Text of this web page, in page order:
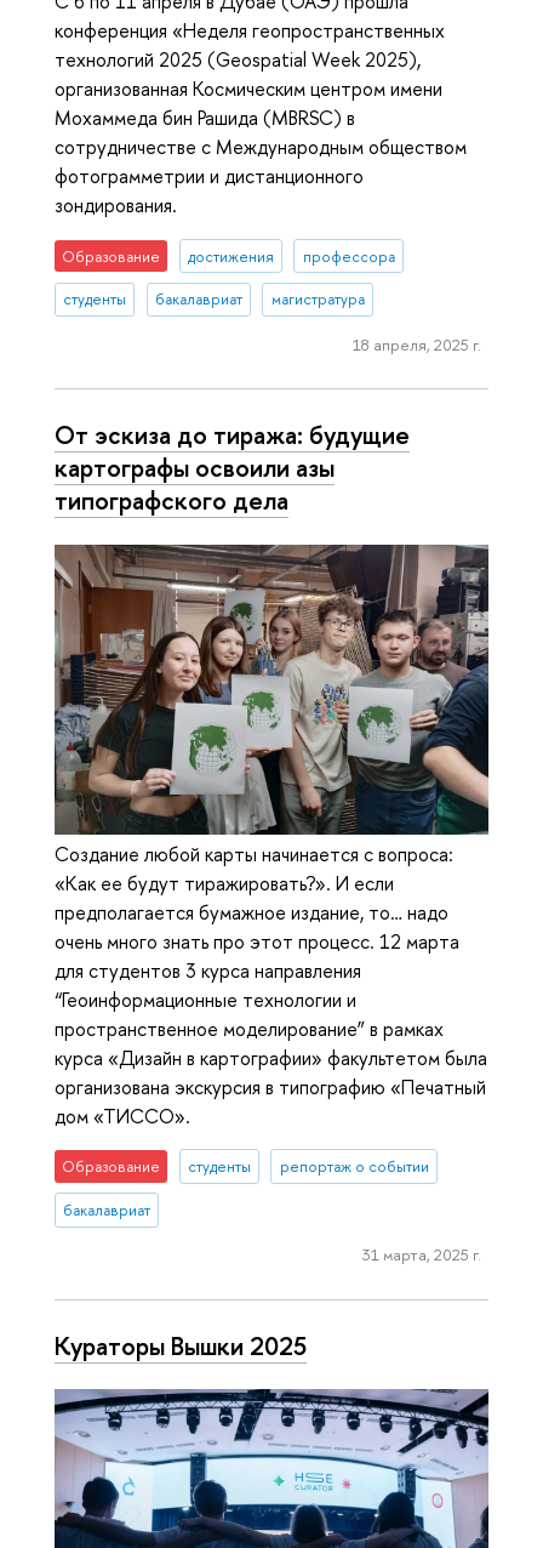
конференция «Неделя геопространственных
технологий 2025 (Geospatial Week 2025),
организованная Космическим центром имени
Мохаммеда бин Рашида (MBRSC) в
сотрудничестве с Международным обществом
фотограмметрии и дистанционного
зондирования.
Образование достижения профессора
студенты бакалавриат магистратура
18 апреля, 2025 г.
От эскиза до тиража: будущие
картографы освоили азы
типографского дела
Создание любой карты начинается с вопроса:
«Как ее будут тиражировать?». И если
предполагается бумажное издание, то… надо
очень много знать про этот процесс. 12 марта
для студентов 3 курса направления
“Геоинформационные технологии и
пространственное моделирование” в рамках
курса «Дизайн в картографии» факультетом была
организована экскурсия в типографию «Печатный
дом «ТИССО».
Образование студенты репортаж о событии
бакалавриат
31 марта, 2025 г.
Кураторы Вышки 2025